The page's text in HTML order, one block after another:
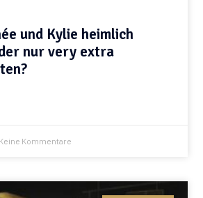
und Kylie heimlich
nur very extra
Keine Kommentare